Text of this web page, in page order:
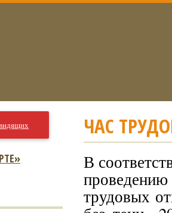
ЧАС
В
проведению
трудовых